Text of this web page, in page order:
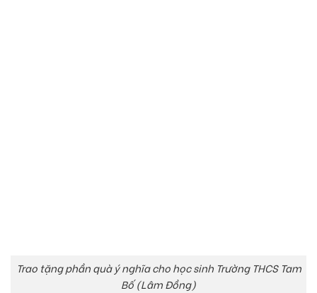
Trao tặng phần quà ý nghĩa cho học sinh Trường THCS Tam
Bố (Lâm Đồng)